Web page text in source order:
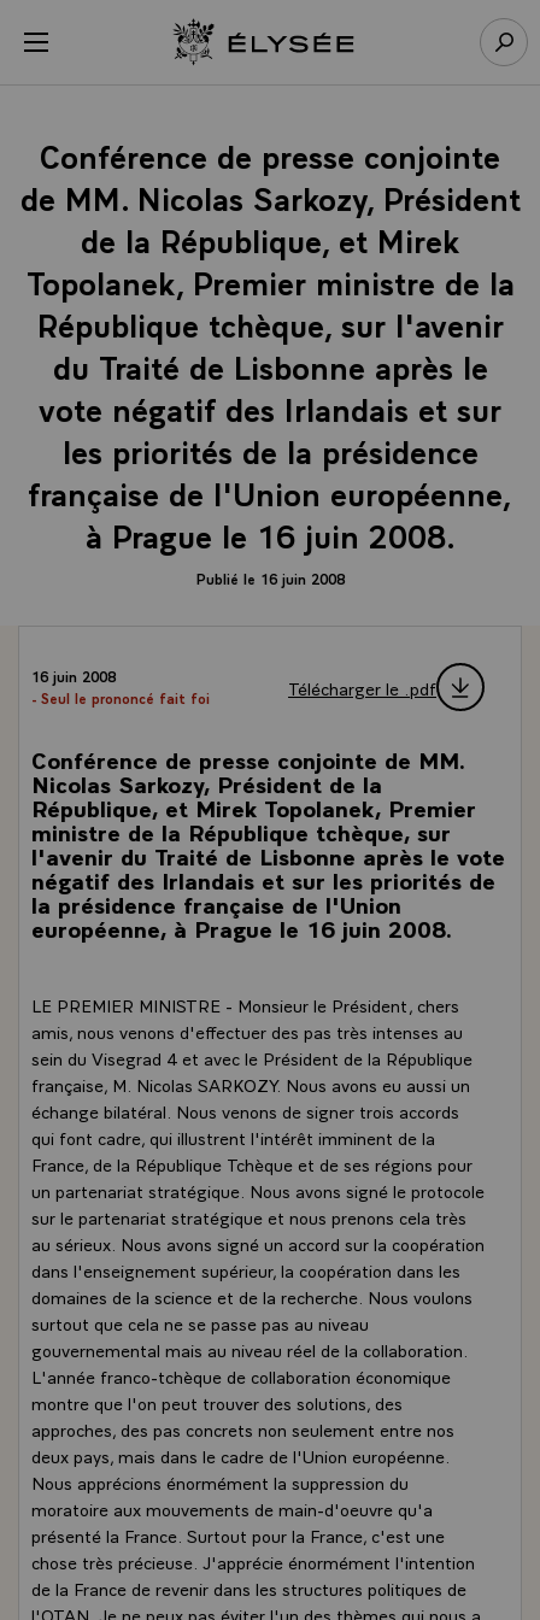
menu Retour à l’accueil Élysée
Conférence de presse conjointe
de MM. Nicolas Sarkozy, Président
de la République, et Mirek
Topolanek, Premier ministre de la
République tchèque, sur l'avenir
du Traité de Lisbonne après le
vote négatif des Irlandais et sur
les priorités de la présidence
française de l'Union européenne,
à Prague le 16 juin 2008.
Publié le 16 juin 2008
16 juin 2008
- Seul le prononcé fait foi
Télécharger le .pdf
Conférence de presse conjointe de MM.
Nicolas Sarkozy, Président de la
République, et Mirek Topolanek, Premier
ministre de la République tchèque, sur
l'avenir du Traité de Lisbonne après le vote
négatif des Irlandais et sur les priorités de
la présidence française de l'Union
européenne, à Prague le 16 juin 2008.
LE PREMIER MINISTRE - Monsieur le Président, chers
amis, nous venons d'effectuer des pas très intenses au
sein du Visegrad 4 et avec le Président de la République
française, M. Nicolas SARKOZY. Nous avons eu aussi un
échange bilatéral. Nous venons de signer trois accords
qui font cadre, qui illustrent l'intérêt imminent de la
France, de la République Tchèque et de ses régions pour
un partenariat stratégique. Nous avons signé le protocole
sur le partenariat stratégique et nous prenons cela très
au sérieux. Nous avons signé un accord sur la coopération
dans l'enseignement supérieur, la coopération dans les
domaines de la science et de la recherche. Nous voulons
surtout que cela ne se passe pas au niveau
gouvernemental mais au niveau réel de la collaboration.
L'année franco-tchèque de collaboration économique
montre que l'on peut trouver des solutions, des
approches, des pas concrets non seulement entre nos
deux pays, mais dans le cadre de l'Union européenne.
Nous apprécions énormément la suppression du
moratoire aux mouvements de main-d'oeuvre qu'a
présenté la France. Surtout pour la France, c'est une
chose très précieuse. J'apprécie énormément l'intention
de la France de revenir dans les structures politiques de
l'OTAN. Je ne peux pas éviter l'un des thèmes qui nous a
Panneau de gestion des cookies